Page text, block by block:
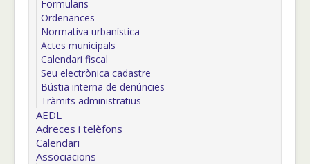
Formularis
Ordenances
Normativa urbanística
Actes municipals
Calendari fiscal
Seu electrònica cadastre
Bústia interna de denúncies
Tràmits administratius
AEDL
Adreces i telèfons
Calendari
Associacions